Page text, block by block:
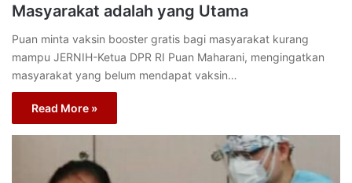
Masyarakat adalah yang Utama
Puan minta vaksin booster gratis bagi masyarakat kurang
mampu JERNIH-Ketua DPR RI Puan Maharani, mengingatkan
masyarakat yang belum mendapat vaksin…
Read More »